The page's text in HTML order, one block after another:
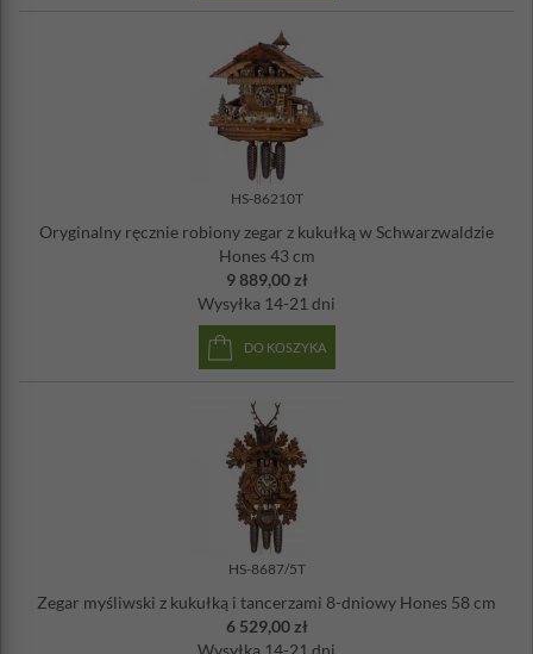
HS-86210T
Oryginalny ręcznie robiony zegar z kukułką w Schwarzwaldzie
Hones 43 cm
9 889,00 zł
Wysyłka 14-21 dni
DO KOSZYKA
HS-8687/5T
Zegar myśliwski z kukułką i tancerzami 8-dniowy Hones 58 cm
6 529,00 zł
Wysyłka 14-21 dni